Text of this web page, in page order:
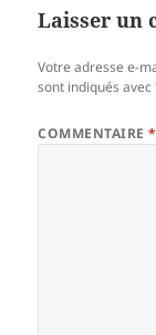
Laisser un
Votre adresse e-
sont indiqués avec
COMMENTAIRE*